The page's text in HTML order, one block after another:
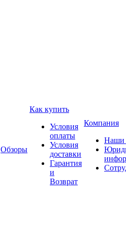
Обзоры
Как купить
Условия
оплаты
Условия
доставки
Гарантия
и
Возврат
Компания
Наши